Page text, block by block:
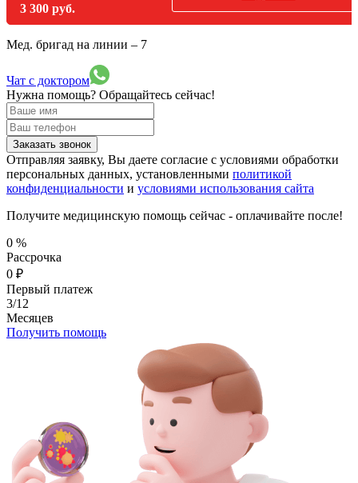
3 300 руб.
Мед. бригад на линии – 7
Чат с доктором
Нужна помощь? Обращайтесь сейчас!
Заказать звонок
Отправляя заявку, Вы даете согласие с условиями обработки
персональных данных, установленными политикой
конфиденциальности и условиями использования сайта
Получите медицинскую помощь сейчас - оплачивайте после!
0 %
Рассрочка
0 ₽
Первый платеж
3/12
Месяцев
Получить помощь